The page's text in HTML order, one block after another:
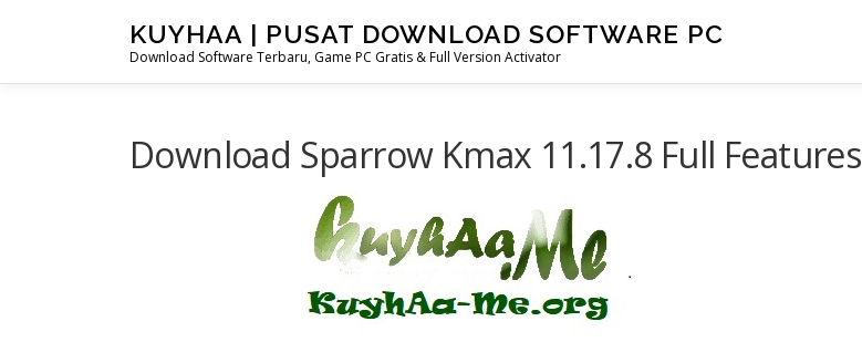
KUYHAA | PUSAT DOWNLOAD SOFTWARE PC
Download Software Terbaru, Game PC Gratis & Full Version Activator
Download Sparrow Kmax 11.17.8 Full Features